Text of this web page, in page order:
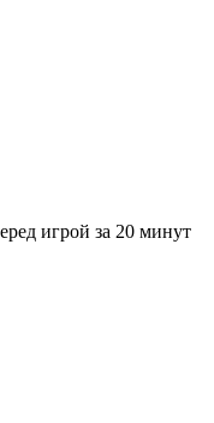
игрой за 20 минут